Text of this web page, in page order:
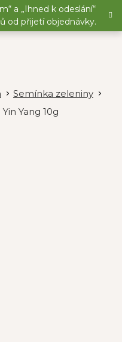
a „Ihned k odeslání“
od přijetí objednávky.
Semínka zeleniny
Yang 10g